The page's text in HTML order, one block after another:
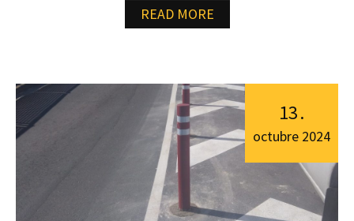
READ MORE
13.
octubre 2024